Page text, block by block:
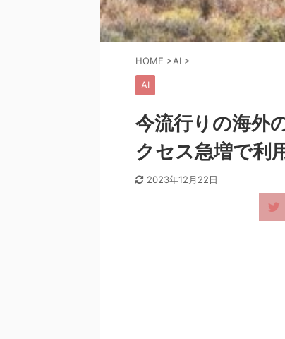
HOME >AI >
AI
今流行りの海外
クセス急増で利
2023年12月22日